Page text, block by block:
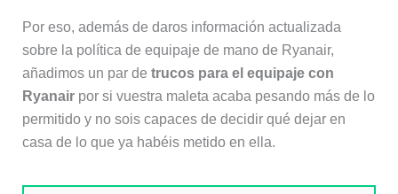
Por eso, además de daros información actualizada
sobre la política de equipaje de mano de Ryanair,
añadimos un par de trucos para el equipaje con
Ryanairpor si vuestra maleta acaba pesando más de lo
permitido y no sois capaces de decidir qué dejar en
casa de lo que ya habéis metido en ella.